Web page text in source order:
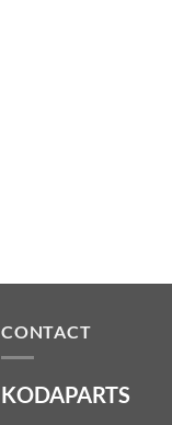
CONTACT
KODAPARTS